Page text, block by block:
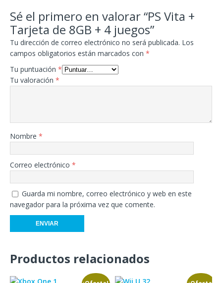
Sé el primero en valorar “PS Vita +
Tarjeta de 8GB + 4 juegos”
Tu dirección de correo electrónico no será publicada. Los
campos obligatorios están marcados con *
Tu puntuación *
Tu valoración *
Nombre *
Correo electrónico *
Guarda mi nombre, correo electrónico y web en este
navegador para la próxima vez que comente.
Productos relacionados